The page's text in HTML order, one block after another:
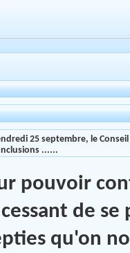
25 septembre, le
......
pouvoir
de
qu'on